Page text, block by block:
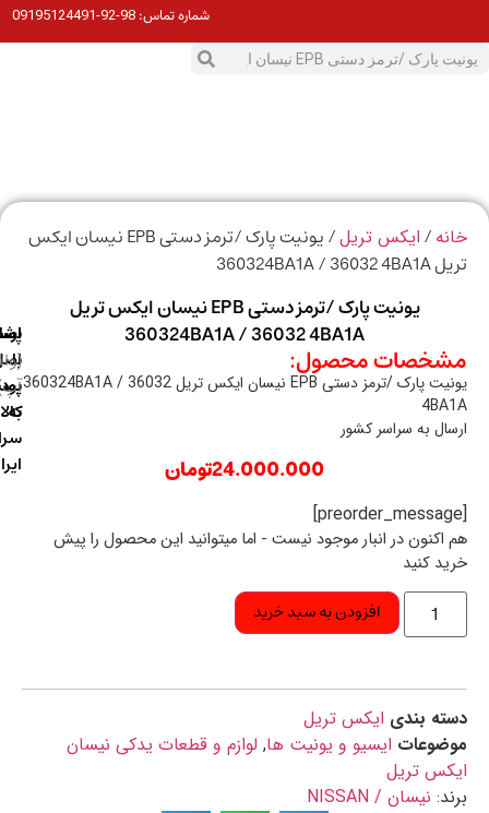
شماره تماس:98-92-09195124491
/ایکس تریل
/ یونیت پارک /ترمز دستی EPB نیسان ایکس
یونیت پارک /ترمز دستی EPB نیسان ایکس تریل
360324BA1A / 36032 4BA1A
محصول:
یونیت پارک /ترمز دستی EPB نیسان ایکس تریل 360324BA1A / 36032
به سراسر کشور
24.000.000تومان
در انبار موجود نیست - اما میتوانید این محصول را پیش
کنید
افزودن به سبد خرید
بندی ایکس تریل
ایسیو و یونیت ها,لوازم و قطعات یدکی نیسان
تریل
نیسان / NISSAN
پست
سراسر
اصالت
بودن
پشتیبانی
(واتس
آپ)